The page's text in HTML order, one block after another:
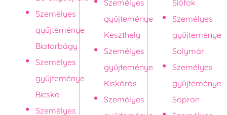
Személyes
gyűjteménye
Biatorbágy
Személyes
gyűjteménye
Bicske
Személyes
Személyes
gyűjteménye
Keszthely
Személyes
gyűjteménye
Kiskőrös
Személyes
Siófok
Személyes
gyűjteménye
Solymár
Személyes
gyűjteménye
Sopron